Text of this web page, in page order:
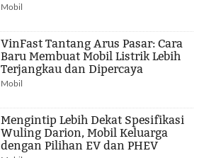
Mobil
VinFast Tantang Arus Pasar: Cara
Baru Membuat Mobil Listrik Lebih
Terjangkau dan Dipercaya
Mobil
Mengintip Lebih Dekat Spesifikasi
Wuling Darion, Mobil Keluarga
dengan Pilihan EV dan PHEV